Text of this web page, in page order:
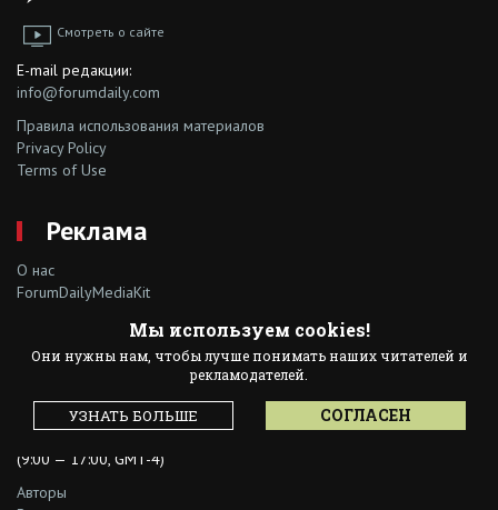
Смотреть о сайте
E-mail редакции:
info@forumdaily.com
Правила использования материалов
Privacy Policy
Terms of Use
Реклама
О нас
ForumDailyMediaKit
Наши рекламодатели
Контактное лицо:
ad@forumdaily.com
+1 347 604 1261
(9:00 — 17:00, GMT-4)
Авторы
Мы используем cookies!
Они нужны нам, чтобы лучше понимать наших читателей и
рекламодателей.
УЗНАТЬ БОЛЬШЕ СОГЛАСЕН